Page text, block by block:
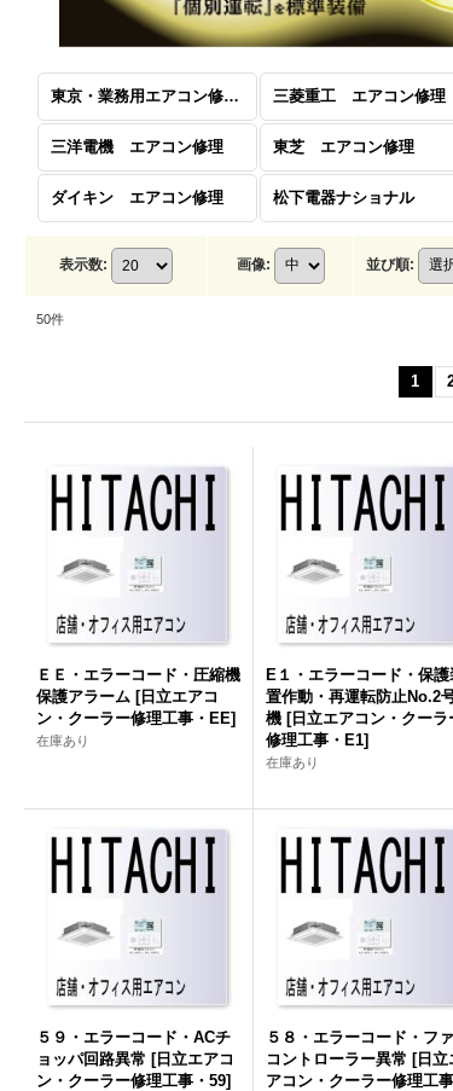
東京・業務用エアコン修理 (全商品) 三菱重工 エアコン修理
三洋電機 エアコン修理 東芝 エアコン修理
ダイキン エアコン修理 松下電器ナショナル
表示数: 画像: 並び順:
50件
1
ＥＥ・エラーコード・圧縮機
保護アラーム [日立エアコ
ン・クーラー修理工事・EE]
在庫あり
E１・エラーコード・保護
置作動・再運転防止No.2
機 [日立エアコン・クーラ
修理工事・E1]
在庫あり
５９・エラーコード・ACチ
ョッパ回路異常 [日立エアコ
ン・クーラー修理工事・59]
５８・エラーコード・フ
コントローラー異常 [日立
アコン・クーラー修理工事